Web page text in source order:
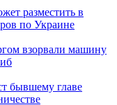
разместить в
по Украине
взорвали машину
бывшему главе